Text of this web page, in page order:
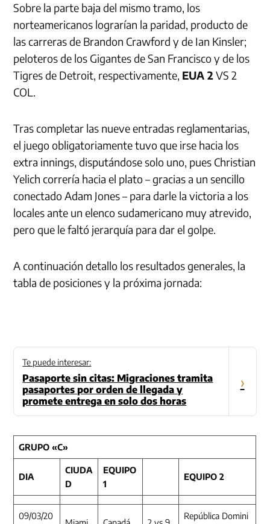
Sobre la parte baja del mismo tramo, los
norteamericanos lograrían la paridad, producto de
las carreras de Brandon Crawford y de Ian Kinsler;
peloteros de los Gigantes de San Francisco y de los
Tigres de Detroit, respectivamente, EUA 2VS 2
COL.
Tras completar las nueve entradas reglamentarias,
el juego obligatoriamente tuvo que irse hacia los
extra innings, disputándose solo uno, pues Christian
Yelich correría hacia el plato – gracias a un sencillo
conectado Adam Jones – para darle la victoria a los
locales ante un elenco sudamericano muy atrevido,
pero que le faltó jerarquía para dar el golpe.
A continuación detallo los resultados generales, la
tabla de posiciones y la próxima jornada:
Te puede interesar:
Pasaporte sin citas: Migraciones tramita
pasaportes por orden de llegada y
promete entrega en solo dos horas
›
GRUPO «C»
DIA
CIUDA
D
EQUIPO
1
EQUIPO 2
09/03/20 República Domini